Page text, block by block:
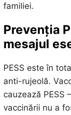
familiei.
Prevenția
mesajul
PESS este în
anti-rujeolă.
cauzează PESS
vaccinării nu a